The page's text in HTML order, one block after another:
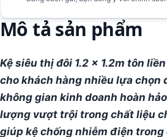
Mô tả sản phẩm
Kệ siêu thị đôi 1.2 x 1.2m tôn liền
cho khách hàng nhiều lựa chọn
không gian kinh doanh hoàn
lượng vượt trội trong chất liệu
giúp kệ chống nhiễm điện